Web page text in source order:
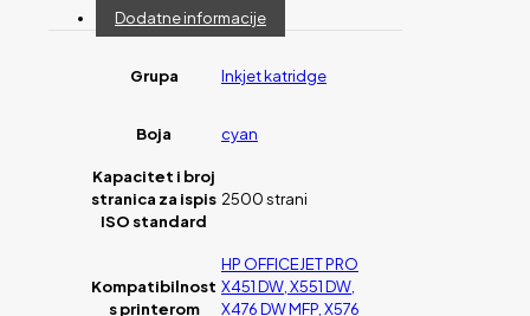
Dodatne informacije
Grupa Inkjet katridge
Boja cyan
Kapacitet i broj
stranica za ispis
ISO standard
2500 strani
Kompatibilnost
s printerom
HP OFFICEJET PRO
X451 DW, X551 DW,
X476 DW MFP, X576